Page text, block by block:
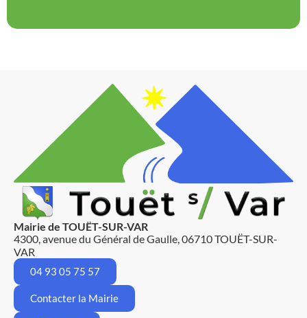
Mairie de TOUËT-SUR-VAR
4300, avenue du Général de Gaulle, 06710 TOUËT-SUR-
VAR
04 93 05 75 57
Contacter la Mairie